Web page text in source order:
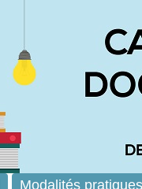
Modalités pratiques